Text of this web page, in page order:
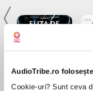
AudioTribe.ro
Cookie-uri? Sunt ceva
de...
Dani Francis